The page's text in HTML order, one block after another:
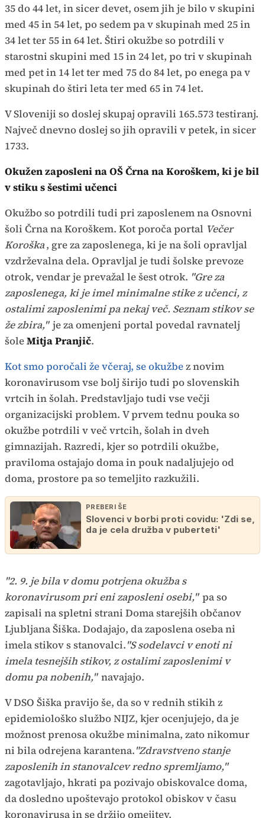
35 do 44 let, in sicer devet, osem jih je bilo v skupini
med 45 in 54 let, po sedem pa v skupinah med 25 in
34 let ter 55 in 64 let. Štiri okužbe so potrdili v
starostni skupini med 15 in 24 let, po tri v skupinah
med pet in 14 let ter med 75 do 84 let, po enega pa v
skupinah do štiri leta ter med 65 in 74 let.
V Sloveniji so doslej skupaj opravili 165.573 testiranj.
Največ dnevno doslej so jih opravili v petek, in sicer
1733.
Okužen zaposleni na OŠ Črna na Koroškem, ki je bil
v stiku s šestimi učenci
Okužbo so potrdili tudi pri zaposlenem na Osnovni
šoli Črna na Koroškem. Kot poroča portal Večer
Koroška, gre za zaposlenega, ki je na šoli opravljal
vzdrževalna dela. Opravljal je tudi šolske prevoze
otrok, vendar je prevažal le šest otrok. "Gre za
zaposlenega, ki je imel minimalne stike z učenci, z
ostalimi zaposlenimi pa nekaj več. Seznam stikov se
že zbira," je za omenjeni portal povedal ravnatelj
šoleMitja Pranjič.
Kot smo poročali že včeraj, se okužbez novim
koronavirusom vse bolj širijo tudi po slovenskih
vrtcih in šolah. Predstavljajo tudi vse večji
organizacijski problem. V prvem tednu pouka so
okužbe potrdili v več vrtcih, šolah in dveh
gimnazijah. Razredi, kjer so potrdili okužbe,
praviloma ostajajo doma in pouk nadaljujejo od
doma, prostore pa so temeljito razkužili.
PREBERI ŠE
Slovenci v borbi proti covidu: 'Zdi se,
da je cela družba v puberteti'
"2. 9. je bila v domu potrjena okužba s
koronavirusom pri eni zaposleni osebi," pa so
zapisali na spletni strani Doma starejših občanov
Ljubljana Šiška. Dodajajo, da zaposlena oseba ni
imela stikov s stanovalci."S sodelavci v enoti ni
imela tesnejših stikov, z ostalimi zaposlenimi v
domu pa nobenih," navajajo.
V DSO Šiška pravijo še, da so v rednih stikih z
epidemiološko službo NIJZ, kjer ocenjujejo, da je
možnost prenosa okužbe minimalna, zato nikomur
ni bila odrejena karantena."Zdravstveno stanje
zaposlenih in stanovalcev redno spremljamo,"
zagotavljajo, hkrati pa pozivajo obiskovalce doma,
da dosledno upoštevajo protokol obiskov v času
koronavirusa in se držijo omejitev.